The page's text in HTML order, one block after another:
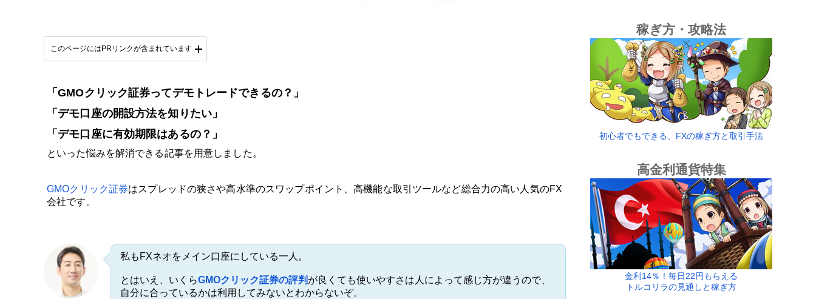
このページにはPRリンクが含まれています
「GMOクリック証券ってデモトレードできるの？」
「デモ口座の開設方法を知りたい」
「デモ口座に有効期限はあるの？」
といった悩みを解消できる記事を用意しました。
GMOクリック証券はスプレッドの狭さや高水準のスワップポイント、高機能な取引ツールなど総合力の高い人気のFX
会社です。
私もFXネオをメイン口座にしている一人。
とはいえ、いくらGMOクリック証券の評判 が良くても使いやすさは人によって感じ方が違うので、
自分に合っているかは利用してみないとわからないぞ。
稼ぎ方・攻略法
初心者でもできる、FXの稼ぎ方と取引手法
高金利通貨特集
金利14％！毎日22円もらえる
トルコリラの見通しと稼ぎ方